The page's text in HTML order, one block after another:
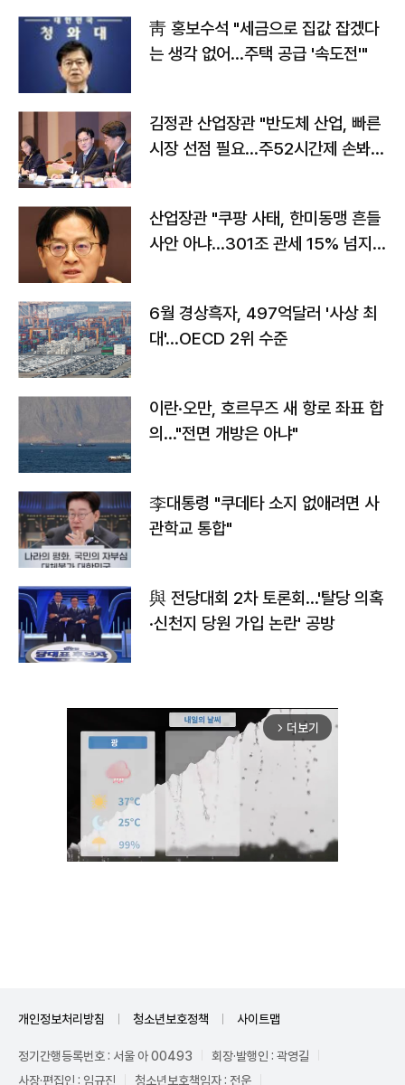
靑 홍보수석 "세금으로 집값 잡겠다
는 생각 없어…주택 공급 '속도전'"
김정관 산업장관 "반도체 산업, 빠른
시장 선점 필요…주52시간제 손봐
산업장관 "쿠팡 사태, 한미동맹 흔들
사안 아냐…301조 관세 15% 넘지
6월 경상흑자, 497억달러 '사상 최
대'…OECD 2위 수준
이란·오만, 호르무즈 새 항로 좌표 합
의…"전면 개방은 아냐"
李대통령 "쿠데타 소지 없애려면 사
관학교 통합"
與 전당대회 2차 토론회…'탈당 의혹
·신천지 당원 가입 논란' 공방
arrow_forward_ios 더보기
개인정보처리방침 청소년보호정책 사이트맵
정기간행등록번호 : 서울 아 00493
회장·발행인 : 곽영길
사장·편집인 : 임규진
청소년보호책임자 : 전운